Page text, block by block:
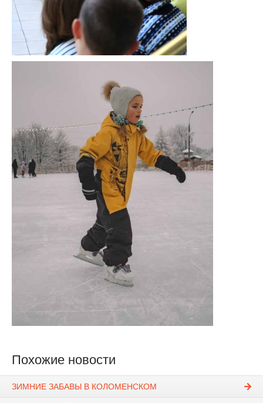
Похожие новости
ЗИМНИЕ ЗАБАВЫ В КОЛОМЕНСКОМ